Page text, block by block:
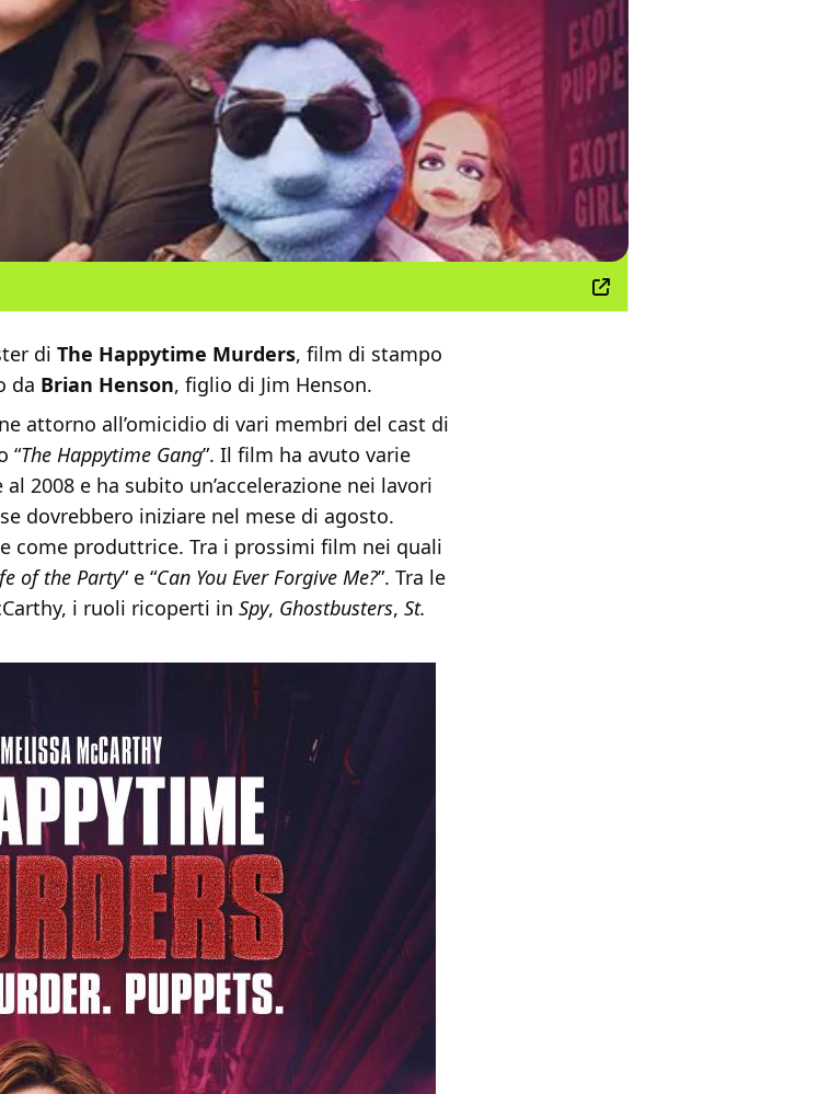
di The Happytime Murders, film di stampo
da Brian Henson, figlio di Jim Henson.
attorno all’omicidio di vari membri del cast di
“The Happytime Gang”. Il film ha avuto varie
2008 e ha subito un’accelerazione nei lavori
dovrebbero iniziare nel mese di agosto.
come produttrice. Tra i prossimi film nei quali
of the Party” e “Can You Ever Forgive Me?”. Tra le
i ruoli ricoperti in Spy, Ghostbusters, St.